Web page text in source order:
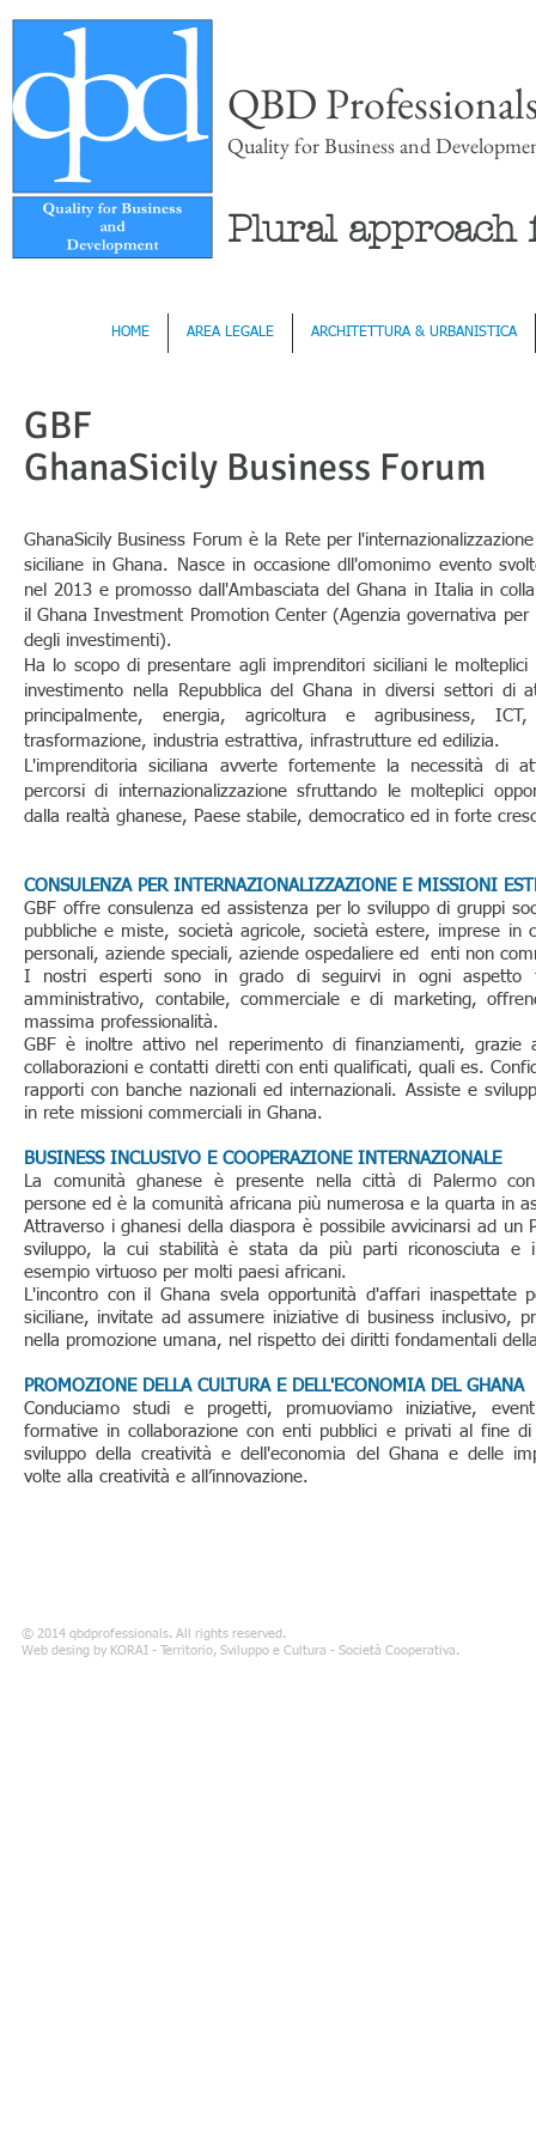
QBD
Quality for Business and
Plural approach
HOME AREA LEGALE ARCHITETTURA & URBANISTICA
GBF
GhanaSicily Business Forum
GhanaSicily Business Forum è la Rete per
siciliane in Ghana. Nasce in occasione dll'omonimo evento
nel 2013 e promosso dall'Ambasciata del Ghana in Italia in
il Ghana Investment Promotion Center (Agenzia governativa per
degli investimenti).
Ha lo scopo di presentare agli imprenditori siciliani le molteplici
investimento nella Repubblica del Ghana in diversi settori di
principalmente, energia, agricoltura e agribusiness,
trasformazione, industria estrattiva, infrastrutture ed edilizia.
L'imprenditoria siciliana avverte fortemente la necessità di
percorsi di internazionalizzazione sfruttando le molteplici
dalla realtà ghanese, Paese stabile, democratico ed in forte
CONSULENZA PER INTERNAZIONALIZZAZIONE E MISSIONI
GBF offre consulenza ed assistenza per lo sviluppo di gruppi
pubbliche e miste, società agricole, società estere, imprese in
personali, aziende speciali, aziende ospedaliere ed enti non
I nostri esperti sono in grado di seguirvi in ogni aspetto
amministrativo, contabile, commerciale e di marketing,
massima professionalità.
GBF è inoltre attivo nel reperimento di finanziamenti, grazie
collaborazioni e contatti diretti con enti qualificati, quali es.
rapporti con banche nazionali ed internazionali. Assiste e
in rete missioni commerciali in Ghana.
BUSINESS INCLUSIVO E COOPERAZIONE INTERNAZIONALE
La comunità ghanese è presente nella città di Palermo
persone ed è la comunità africana più numerosa e la quarta in
Attraverso i ghanesi della diaspora è possibile avvicinarsi ad un
sviluppo, la cui stabilità è stata da più parti riconosciuta e
esempio virtuoso per molti paesi africani.
L'incontro con il Ghana svela opportunità d'affari inaspettate
siciliane, invitate ad assumere iniziative di business inclusivo,
nella promozione umana, nel rispetto dei diritti fondamentali
PROMOZIONE DELLA CULTURA E DELL'ECONOMIA DEL GHANA
Conduciamo studi e progetti, promuoviamo iniziative,
formative in collaborazione con enti pubblici e privati al fine di
sviluppo della creatività e dell'economia del Ghana e delle
volte alla creatività e all’innovazione.
© 2014 qbdprofessionals. All rights reserved.
Web desing by ​KORAI - Territorio, Sviluppo e Cultura - Società Cooperativa.